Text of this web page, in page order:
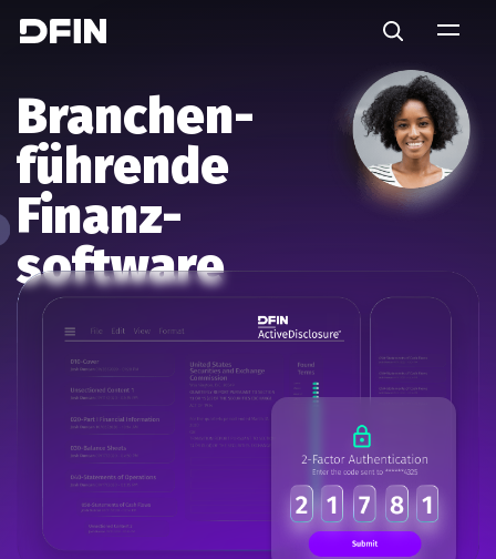
Search
Branchen-
führende
Finanz-
software